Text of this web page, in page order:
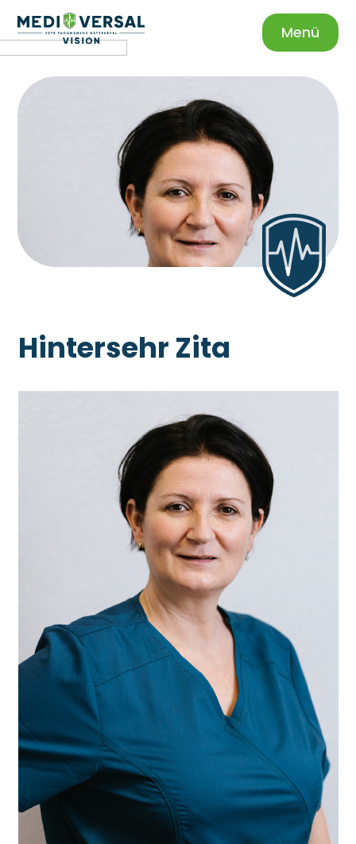
Menü
Hintersehr Zita